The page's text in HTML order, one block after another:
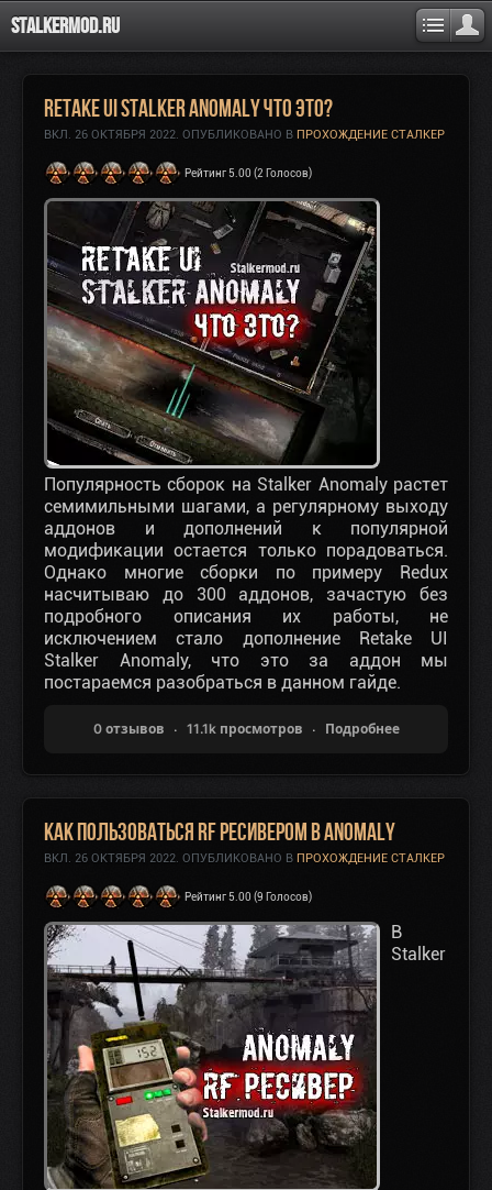
Stalkermod.ru
Retake UI Stalker Anomaly что это?
ВКЛ. 26 ОКТЯБРЯ 2022. ОПУБЛИКОВАНО В ПРОХОЖДЕНИЕ СТАЛКЕР
Рейтинг 5.00 (2 Голосов)
Популярность сборок на Stalker Anomaly растет
семимильными шагами, а регулярному выходу
аддонов и дополнений к популярной
модификации остается только порадоваться.
Однако многие сборки по примеру Redux
насчитываю до 300 аддонов, зачастую без
подробного описания их работы, не
исключением стало дополнение Retake UI
Stalker Anomaly, что это за аддон мы
постараемся разобраться в данном гайде.
0 отзывов 11.1k просмотров Подробнее
Как пользоваться RF Ресивером в Anomaly
ВКЛ. 26 ОКТЯБРЯ 2022. ОПУБЛИКОВАНО В ПРОХОЖДЕНИЕ СТАЛКЕР
Рейтинг 5.00 (9 Голосов)
В
Stalker